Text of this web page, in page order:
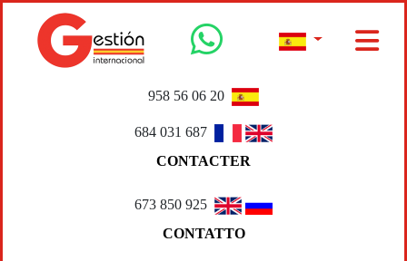
958 56 06 20
684 031 687
CONTACTER
673 850 925
CONTATTO